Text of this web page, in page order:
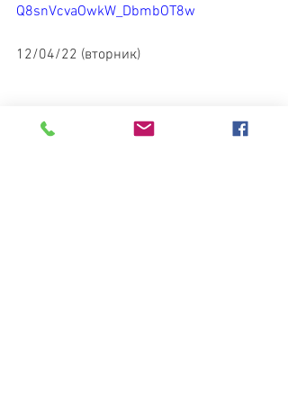
Q8snVcvaOwkW_DbmbOT8w
12/04/22 (вторник)
Студия Рисования "Девочки и Лис"